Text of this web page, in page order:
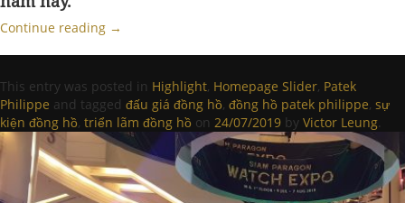
Continue reading →
This entry was posted in Highlight, Homepage Slider, Patek
Philippe and tagged đấu giá đồng hồ, đồng hồ patek philippe, sự
kiện đồng hồ, triển lãm đồng hồ on 24/07/2019 by Victor Leung.